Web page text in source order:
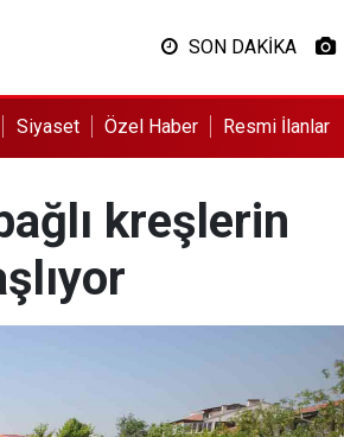
SON DAKİKA
Siyaset Özel Haber Resmi İlanlar
kreşlerin